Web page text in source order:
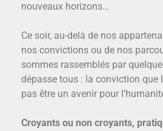
nouveaux horizons…
Ce soir, au-delà de nos
nos convictions ou de nos
sommes rassemblés par
dépasse tous : la conviction que
pas être un avenir pour
Croyants ou non croyants,